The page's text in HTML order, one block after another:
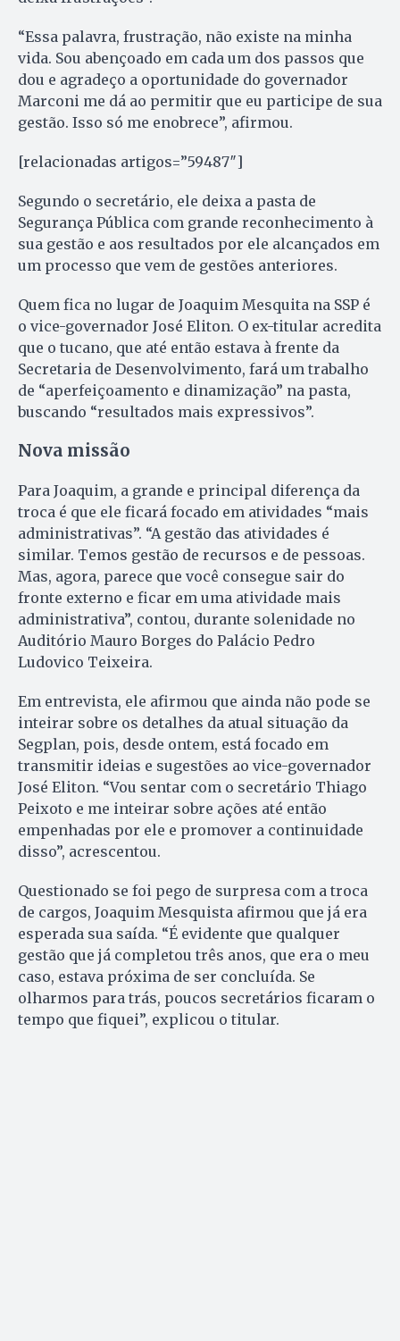
“Essa palavra, frustração, não existe na minha
vida. Sou abençoado em cada um dos passos que
dou e agradeço a oportunidade do governador
Marconi me dá ao permitir que eu participe de sua
gestão. Isso só me enobrece”, afirmou.
[relacionadas artigos=”59487″]
Segundo o secretário, ele deixa a pasta de
Segurança Pública com grande reconhecimento à
sua gestão e aos resultados por ele alcançados em
um processo que vem de gestões anteriores.
Quem fica no lugar de Joaquim Mesquita na SSP é
o vice-governador José Eliton. O ex-titular acredita
que o tucano, que até então estava à frente da
Secretaria de Desenvolvimento, fará um trabalho
de “aperfeiçoamento e dinamização” na pasta,
buscando “resultados mais expressivos”.
Nova missão
Para Joaquim, a grande e principal diferença da
troca é que ele ficará focado em atividades “mais
administrativas”. “A gestão das atividades é
similar. Temos gestão de recursos e de pessoas.
Mas, agora, parece que você consegue sair do
fronte externo e ficar em uma atividade mais
administrativa”, contou, durante solenidade no
Auditório Mauro Borges do Palácio Pedro
Ludovico Teixeira.
Em entrevista, ele afirmou que ainda não pode se
inteirar sobre os detalhes da atual situação da
Segplan, pois, desde ontem, está focado em
transmitir ideias e sugestões ao vice-governador
José Eliton. “Vou sentar com o secretário Thiago
Peixoto e me inteirar sobre ações até então
empenhadas por ele e promover a continuidade
disso”, acrescentou.
Questionado se foi pego de surpresa com a troca
de cargos, Joaquim Mesquista afirmou que já era
esperada sua saída. “É evidente que qualquer
gestão que já completou três anos, que era o meu
caso, estava próxima de ser concluída. Se
olharmos para trás, poucos secretários ficaram o
tempo que fiquei”, explicou o titular.